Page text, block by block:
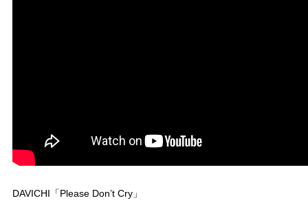
DAVICHI「Please Don’t Cry」